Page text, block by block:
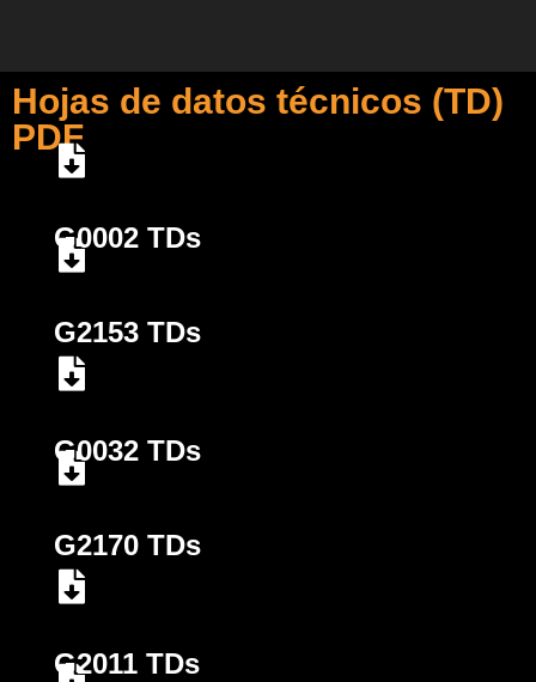
Hojas de datos técnicos (TD)
PDF
G0002 TDs
G2153 TDs
G0032 TDs
G2170 TDs
G2011 TDs